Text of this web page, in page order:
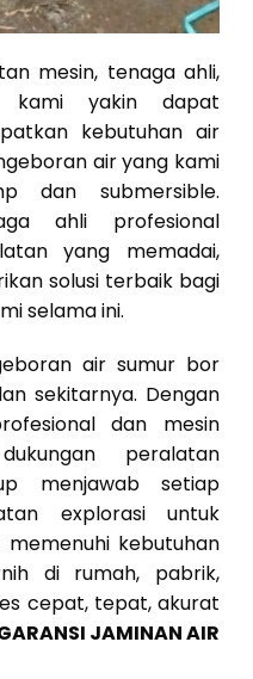
mesin, tenaga ahli,
kami yakin dapat
kebutuhan air
air yang kami
dan submersible.
ahli profesional
yang memadai,
solusi terbaik bagi
selama ini.
air sumur bor
sekitarnya. Dengan
dan mesin
peralatan
menjawab setiap
explorasi untuk
kebutuhan
di rumah, pabrik,
cepat, tepat, akurat
JAMINAN AIR